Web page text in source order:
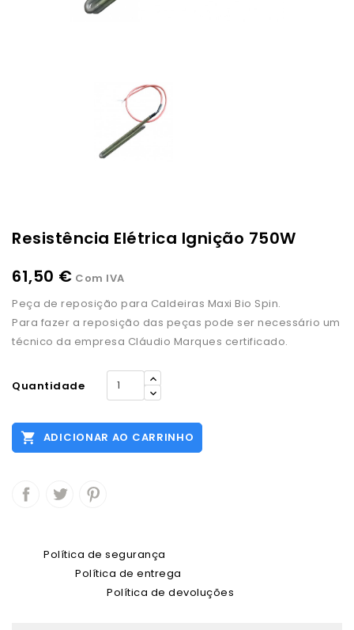
Resistência Elétrica Ignição 750W
61,50 € Com IVA
Peça de reposição para Caldeiras Maxi Bio Spin.
Para fazer a reposição das peças pode ser necessário um
técnico da empresa Cláudio Marques certificado.
Quantidade
 ADICIONAR AO CARRINHO
Política de segurança
Política de entrega
Política de devoluções